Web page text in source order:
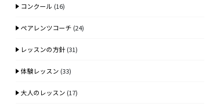
コンクール (16)
ペアレンツコーチ (24)
レッスンの方針(31)
体験レッスン (33)
大人のレッスン (17)